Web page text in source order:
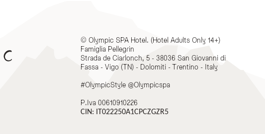
© Olympic SPA Hotel. (Hotel Adults Only 14+)
Famiglia Pellegrin
Strada de Ciarlonch, 5 - 38036 San Giovanni di
Fassa - Vigo (TN) - Dolomiti - Trentino - Italy
#OlympicStyle @Olympicspa
P.Iva 00610910226
CIN: IT022250A1CPCZGZR5